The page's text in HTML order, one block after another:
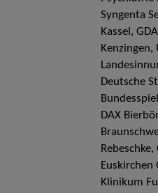
Syngenta
Kassel,
Kenzingen,
Deutsche
DAX
Euskirchen
Klinikum